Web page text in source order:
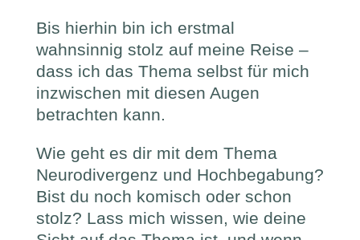
Bis hierhin bin ich erstmal
wahnsinnig stolz auf meine Reise –
dass ich das Thema selbst für mich
inzwischen mit diesen Augen
betrachten kann.
Wie geht es dir mit dem Thema
Neurodivergenz und Hochbegabung?
Bist du noch komisch oder schon
stolz? Lass mich wissen, wie deine